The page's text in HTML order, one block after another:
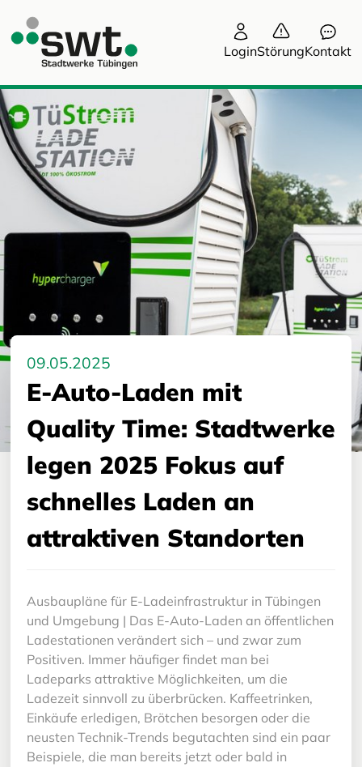
LoginStörungKontakt
09.05.2025
E-Auto-Laden mit
Quality Time: Stadtwerke
legen 2025 Fokus auf
schnelles Laden an
attraktiven Standorten
Ausbaupläne für E-Ladeinfrastruktur in Tübingen
und Umgebung | Das E-Auto-Laden an öffentlichen
Ladestationen verändert sich – und zwar zum
Positiven. Immer häufiger findet man bei
Ladeparks attraktive Möglichkeiten, um die
Ladezeit sinnvoll zu überbrücken. Kaffeetrinken,
Einkäufe erledigen, Brötchen besorgen oder die
neusten Technik-Trends begutachten sind ein paar
Beispiele, die man bereits jetzt oder bald in